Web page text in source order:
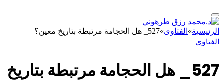
الرئيسية» الفتاوى»527_ هل الحجامة مرتبطة بتاريخ معين؟
الفتاوى
527_ هل الحجامة مرتبطة بتاريخ